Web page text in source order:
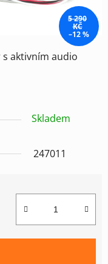
s aktivním audio
Skladem
247011
5 290
KČ
–12 %